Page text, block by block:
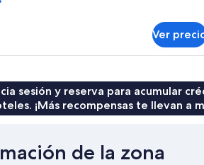
Ver
sesión y reserva para acumular
¡Más recompensas te llevan a
de la zona